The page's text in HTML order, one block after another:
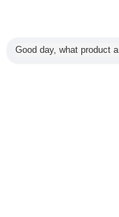
Good day, what product